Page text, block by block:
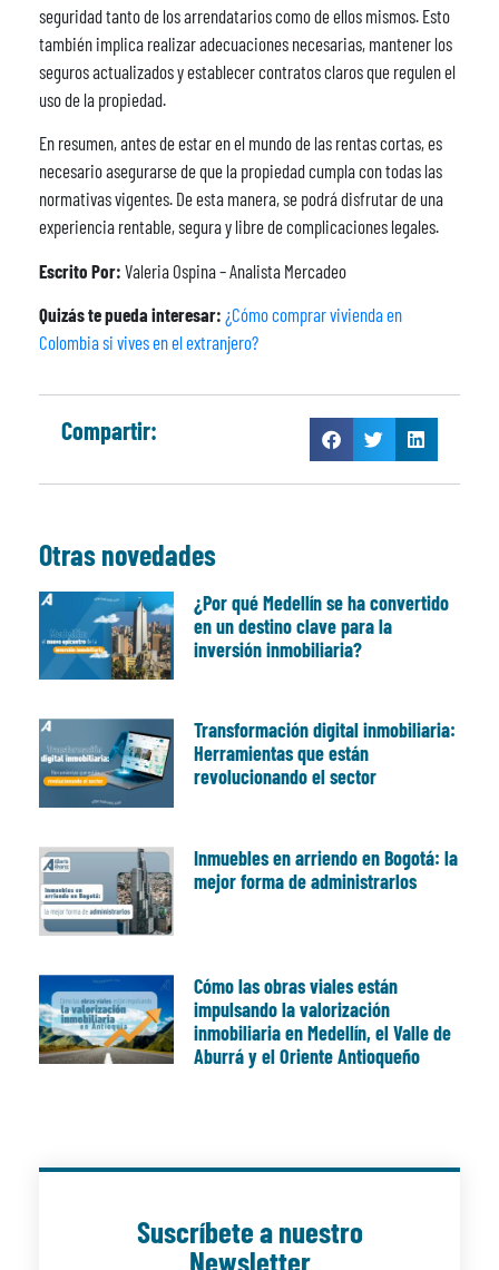
seguridad tanto de los arrendatarios como de ellos mismos. Esto
también implica realizar adecuaciones necesarias, mantener los
seguros actualizados y establecer contratos claros que regulen el
uso de la propiedad.
En resumen, antes de estar en el mundo de las rentas cortas, es
necesario asegurarse de que la propiedad cumpla con todas las
normativas vigentes. De esta manera, se podrá disfrutar de una
experiencia rentable, segura y libre de complicaciones legales.
Escrito Por: Valeria Ospina – Analista Mercadeo
Quizás te pueda interesar: ¿Cómo comprar vivienda en
Colombia si vives en el extranjero?
Compartir:
Otras novedades
¿Por qué Medellín se ha convertido
en un destino clave para la
inversión inmobiliaria?
Transformación digital inmobiliaria:
Herramientas que están
revolucionando el sector
Inmuebles en arriendo en Bogotá: la
mejor forma de administrarlos
Cómo las obras viales están
impulsando la valorización
inmobiliaria en Medellín, el Valle de
Aburrá y el Oriente Antioqueño
Suscríbete a nuestro
Newsletter